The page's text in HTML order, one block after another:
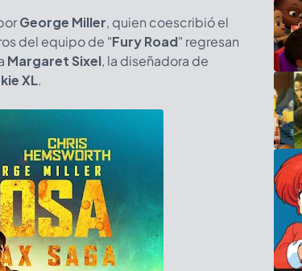
George Miller, quien coescribió el
del equipo de "Fury Road" regresan
Margaret Sixel, la diseñadora de
XL.